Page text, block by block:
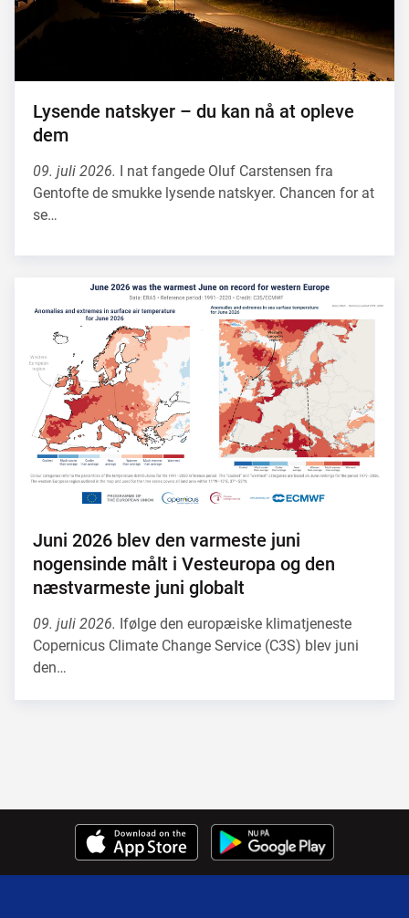
Lysende natskyer – du kan nå at opleve
dem
09. juli 2026. I nat fangede Oluf Carstensen fra
Gentofte de smukke lysende natskyer. Chancen for at
se…
Juni 2026 blev den varmeste juni
nogensinde målt i Vesteuropa og den
næstvarmeste juni globalt
09. juli 2026. Ifølge den europæiske klimatjeneste
Copernicus Climate Change Service (C3S) blev juni
den…